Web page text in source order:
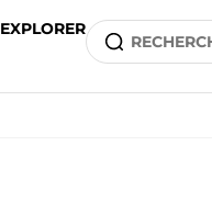
EXPLORER